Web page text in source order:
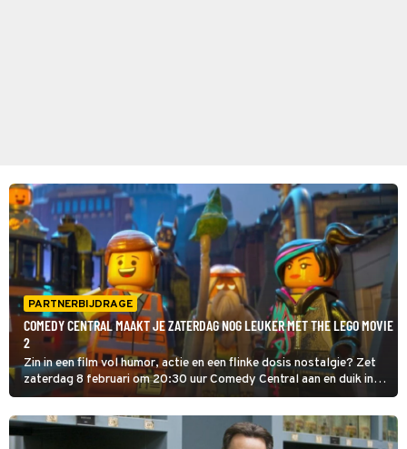
PARTNERBIJDRAGE
COMEDY CENTRAL MAAKT JE ZATERDAG NOG LEUKER MET THE LEGO MOVIE
2
Zin in een film vol humor, actie en een flinke dosis nostalgie? Zet
zaterdag 8 februari om 20:30 uur Comedy Central aan en duik in
de kleurrijke wereld van The Lego Movie: The Second Part!